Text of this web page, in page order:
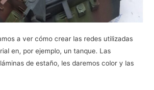
a ver cómo crear las redes utilizadas
en, por ejemplo, un tanque. Las
de estaño, les daremos color y las